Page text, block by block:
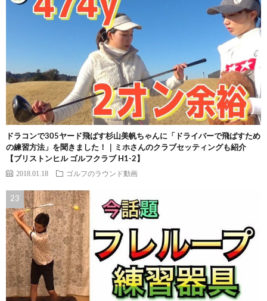
ドラコンで305ヤード飛ばす杉山美帆ちゃんに「ドライバーで飛ばすため
の練習方法」を聞きました！｜ミホさんのクラブセッティングも紹介
【ブリストンヒル ゴルフクラブ H1-2】
2018.01.18 ゴルフのラウンド動画